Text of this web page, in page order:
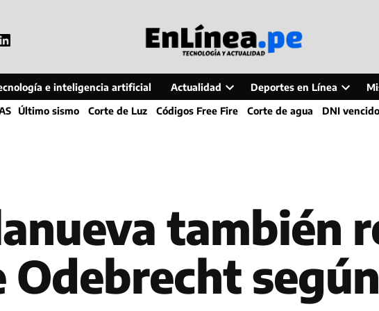
e inteligencia artificial Actualidad
Open
dropdown
Deportes en Línea
Open
dropdown
Último sismo Corte de Luz Códigos Free Fire Corte de agua DNI vencido
también
Odebrecht